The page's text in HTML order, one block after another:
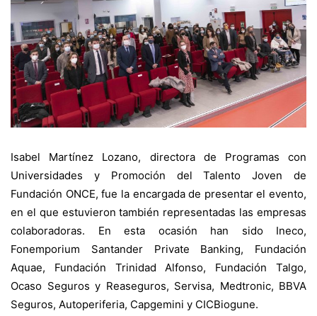
Isabel Martínez Lozano, directora de Programas con
Universidades y Promoción del Talento Joven de
Fundación ONCE, fue la encargada de presentar el evento,
en el que estuvieron también representadas las empresas
colaboradoras. En esta ocasión han sido Ineco,
Fonemporium Santander Private Banking, Fundación
Aquae, Fundación Trinidad Alfonso, Fundación Talgo,
Ocaso Seguros y Reaseguros, Servisa, Medtronic, BBVA
Seguros, Autoperiferia, Capgemini y CICBiogune.